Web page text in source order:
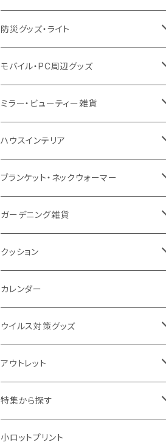
保冷
スウェット
不織布
保冷
EVA
防水
ナイロン
ポリエステル
リネン
カスタムデザインボトル
アルミタンブラー
バンブータンブラー
コーヒー配合タンブラー
カスタムデザインタンブラー
バンブー
コーヒー配合
プラスチック
陶器
磁器マグ・湯呑
カスタムデザイン
フードポット
コースター
ドリンク用品
保存容器
キッチンツール
単色ボールペン
多機能ペン
ペンケース
メモ
ノート
付箋
トレイ
パットカバー、ブックカバー
IDケース、パスケース、コインケース
デスク周辺
防災グッズ・ライト
防災セット
ラジオ・スピーカー
ハンディライト
デスクライト
付属ライト
ランタン
非常食
モバイル・PC周辺グッズ
チャージャー
充電器
モバイルスタンド
モバイルリング
アクセサリー・スマホケース
タッチペン
USBケーブル・ハブ
イヤホン・ヘッドフォン
マウスパッド
モバイル周辺グッズ
ミラー・ビューティー雑貨
折りたたみ式ミラー
スライド式ミラー
ケース付きミラー
手持ちミラー
ビューティー雑貨
ハウスインテリア
ピクチャーボード、ポスター
フォトフレーム、スタンド
キーホルダー
時計
ブランケット・ネックウォーマー
ブランケット
ネックウォーマー
マフラー・ストール
ガーデニング雑貨
F.O.B COOP
クッション
折りたたみクッション
カレンダー
ウイルス対策グッズ
除菌グッズ
パーテーション
マスク・フェイスシールド
アウトレット
アウトレット
ドリンクフェア
特集から探す
エンタメグッズ・イベント会場物販品
小ロットプリント